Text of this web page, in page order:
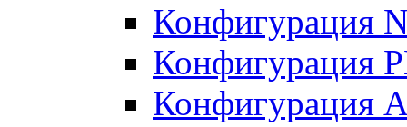
Конфигурация
Конфигурация
Конфигурация